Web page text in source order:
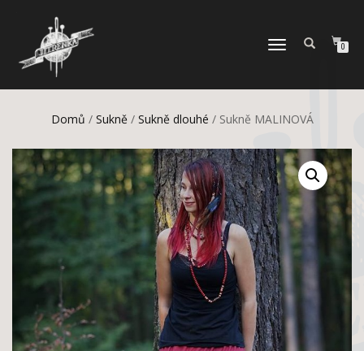
PŘEPNOUT
0
Domů / Sukně / Sukně dlouhé / Sukně MALINOVÁ